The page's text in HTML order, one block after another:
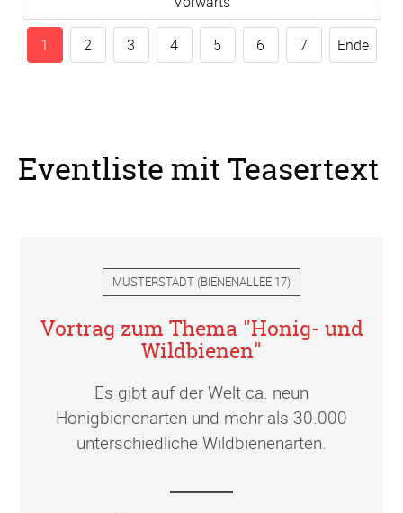
1 2 3 4 5 6 7 Ende
Eventliste mit Teasertext
MUSTERSTADT (BIENENALLEE 17)
Vortrag zum Thema "Honig- und
Wildbienen"
Es gibt auf der Welt ca. neun
Honigbienenarten und mehr als 30.000
unterschiedliche Wildbienenarten.